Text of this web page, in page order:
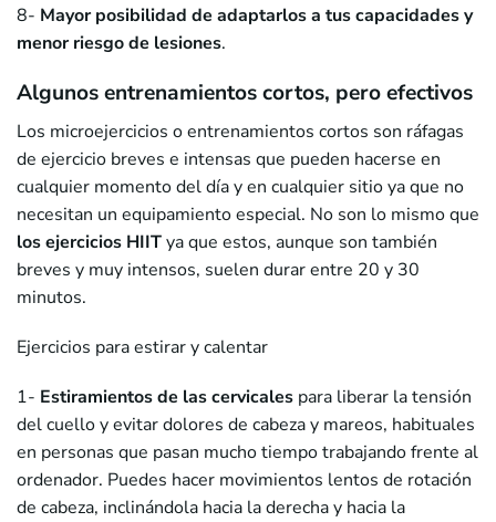
8- Mayor posibilidad de adaptarlos a tus capacidades y
menor riesgo de lesiones.
Algunos entrenamientos cortos, pero efectivos
Los microejercicios o entrenamientos cortos son ráfagas
de ejercicio breves e intensas que pueden hacerse en
cualquier momento del día y en cualquier sitio ya que no
necesitan un equipamiento especial. No son lo mismo que
los ejercicios HIITya que estos, aunque son también
breves y muy intensos, suelen durar entre 20 y 30
minutos.
Ejercicios para estirar y calentar
1- Estiramientos de las cervicales para liberar la tensión
del cuello y evitar dolores de cabeza y mareos, habituales
en personas que pasan mucho tiempo trabajando frente al
ordenador. Puedes hacer movimientos lentos de rotación
de cabeza, inclinándola hacia la derecha y hacia la